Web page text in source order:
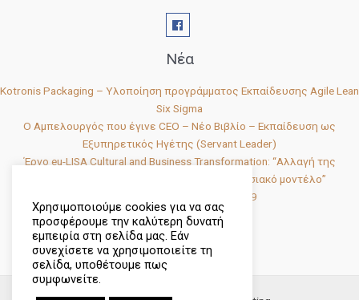
Νέα
Kotronis Packaging – Υλοποίηση προγράμματος Εκπαίδευσης Agile Lean
Six Sigma
Ο Αμπελουργός που έγινε CEO – Νέο Βιβλίο – Εκπαίδευση ως
Εξυπηρετικός Ηγέτης (Servant Leader)
Έργο eu-LISA Cultural and Business Transformation: “Αλλαγή της
κουλτούρας και μετάβαση σε νέο επιχειρησιακό μοντέλο”
Business Optimization Day 2019
Business Optimization Day
Χρησιμοποιούμε cookies για να σας
προσφέρουμε την καλύτερη δυνατή
εμπειρία στη σελίδα μας. Εάν
συνεχίσετε να χρησιμοποιείτε τη
σελίδα, υποθέτουμε πως
συμφωνείτε.